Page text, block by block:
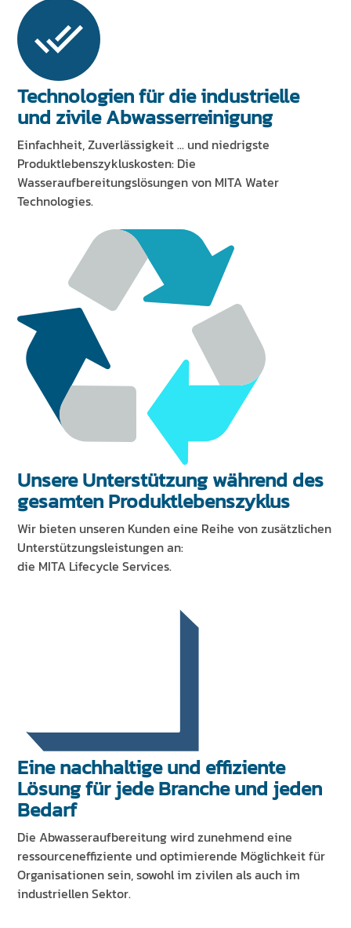
Technologien für die industrielle
und zivile Abwasserreinigung
Einfachheit, Zuverlässigkeit ... und niedrigste
Produktlebenszykluskosten: Die
Wasseraufbereitungslösungen von MITA Water
Technologies.
Unsere Unterstützung während des
gesamten Produktlebenszyklus
Wir bieten unseren Kunden eine Reihe von zusätzlichen
Unterstützungsleistungen an:
die MITA Lifecycle Services.
Eine nachhaltige und effiziente
Lösung für jede Branche und jeden
Bedarf
Die Abwasseraufbereitung wird zunehmend eine
ressourceneffiziente und optimierende Möglichkeit für
Organisationen sein, sowohl im zivilen als auch im
industriellen Sektor.